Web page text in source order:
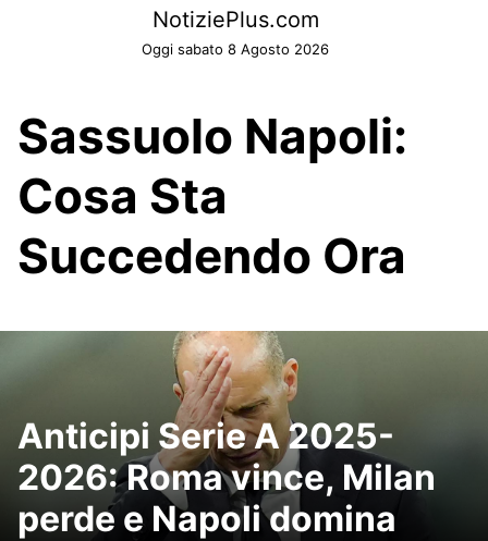
NotiziePlus.com
Oggi sabato 8 Agosto 2026
Sassuolo Napoli:
Cosa Sta
Succedendo Ora
Anticipi Serie A 2025-
2026: Roma vince, Milan
perde e Napoli domina